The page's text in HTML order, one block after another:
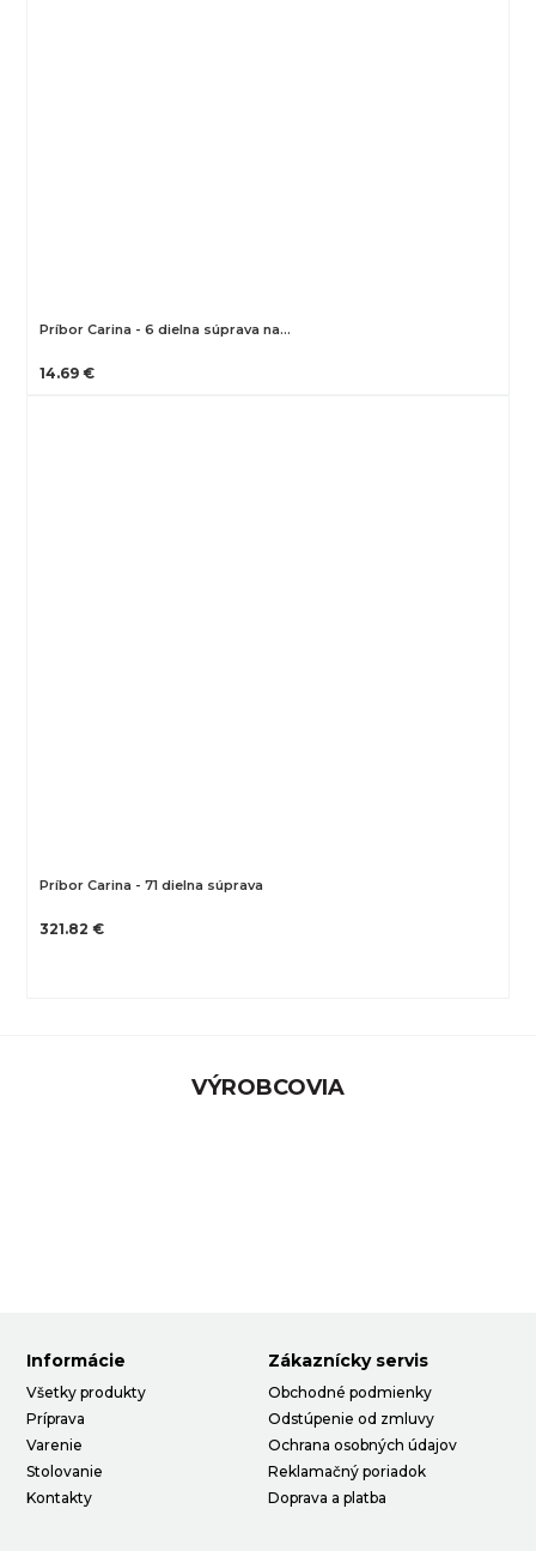
Príbor Carina - 6 dielna súprava na…
14.69 €
Príbor Carina - 71 dielna súprava
321.82 €
VÝROBCOVIA
Informácie
Všetky produkty
Príprava
Varenie
Stolovanie
Kontakty
Zákaznícky servis
Obchodné podmienky
Odstúpenie od zmluvy
Ochrana osobných údajov
Reklamačný poriadok
Doprava a platba